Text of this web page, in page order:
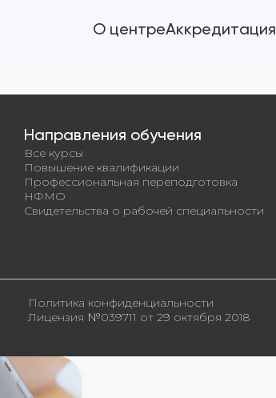
О центреАккредитация
Направления обучения
Все курсы
Повышение квалификации
Профессиональная переподготовка
НФМО
Свидетельства о рабочей специальности
Политика конфиденциальности
Лицензия №039711 от 29 октября 2018